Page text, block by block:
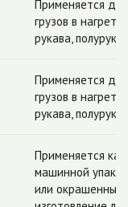
Применяется
грузов в
рукава,
Применяется
грузов в
рукава,
Применяется
машинной
или окрашенным